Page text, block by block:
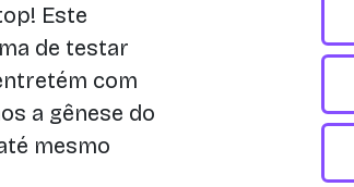
Este
de testar
com
a gênese do
mesmo